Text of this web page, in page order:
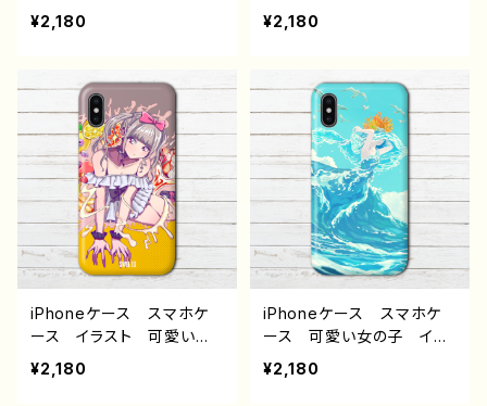
の子 かわいい おしゃ
れ エモい 花柄 メン
one15/14/13/12/11 AQU
OS sense 4 5 6 Xperia
Googlepixel Galaxy
Android アンドロイ
ド ケース おすすめ 個
性的 白髪 銀髪 ロング
ヘア 綺麗 美しい 人
気 イラストレーター クリ
エイター 絵師 オリジナ
ル デザイン グッズ タイ
トル：朝顔 作：煙犹
¥2,180
っこいい おしゃれ服 エモ
い クール メンズ レデ
4/13/12/11 AQUOS sens
e 4 5 6 Xperia Googl
epixel Galaxy Androi
d アンドロイド ケース
おすすめ 個性的 銀髪
綺麗 美しい 人気 イラ
ストレーター クリエイタ
ー 絵師 オリジナル デ
ザイン グッズ タイトル：
夜 作：煙犹
¥2,180
iPhoneケース スマホケ
ース イラスト 可愛い女
の子 おしゃれ服 かっこ
いい女子 エモい セクシ
¥2,180
iPhoneケース スマホケ
ース 可愛い女の子 イラ
スト 可愛い女の子 おし
ゃれ服 かっこいい女子
¥2,180